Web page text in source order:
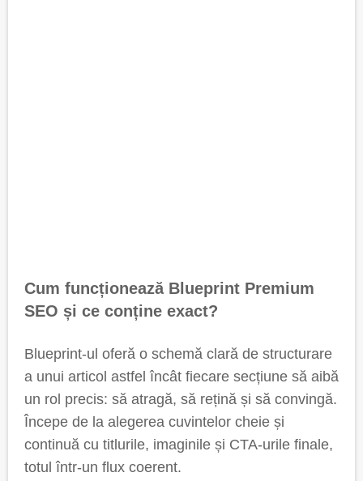
Cum funcționează Blueprint Premium
SEO și ce conține exact?
Blueprint-ul oferă o schemă clară de structurare
a unui articol astfel încât fiecare secțiune să aibă
un rol precis: să atragă, să rețină și să convingă.
Începe de la alegerea cuvintelor cheie și
continuă cu titlurile, imaginile și CTA-urile finale,
totul într-un flux coerent.